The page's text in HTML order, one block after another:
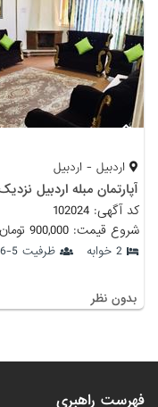
اردبیل - اردبیل
کد آگهی: 102024
شروع قیمت: 900,000 تومان
2 خوابه ظرفیت 5-6 نفر
بدون نظر
فهرست راهبری